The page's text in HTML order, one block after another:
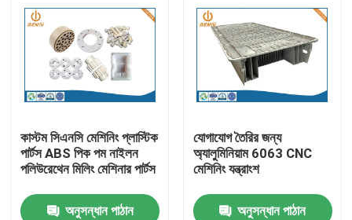
পণ্য
আমাদের সম্পর্কে
কারখানা ভ্রমণ
মান নিয়ন্ত্রণ
কাস্টম সিএনসি মেশিনিং প্লাস্টিক
পার্টস ABS পিক পম নাইলন
পলিউরেথেন মিলিং মেশিনার পার্টস
অনুসন্ধান পাঠান
যোগাযোগ তৈরির জন্য
অ্যালুমিনিয়াম 6063 CNC
মেশিনিং যন্ত্রাংশ
অনুসন্ধান পাঠান